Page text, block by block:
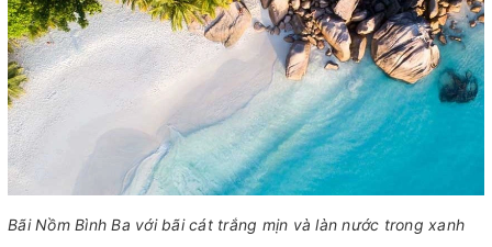
Bãi Nồm Bình Ba với bãi cát trắng mịn và làn nước trong xanh